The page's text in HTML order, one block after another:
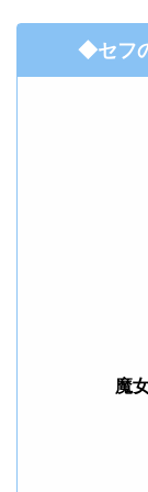
◆セフ
魔